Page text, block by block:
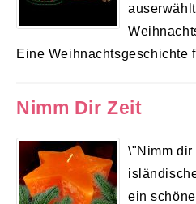
Eine Weihnachtsgeschichte
Nimm Dir Zeit
\"Nimm
ein